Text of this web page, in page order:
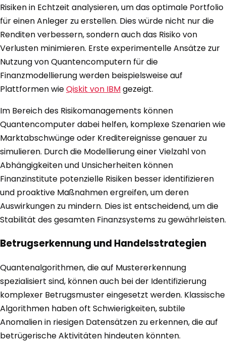
Risiken in Echtzeit analysieren, um das optimale Portfolio
für einen Anleger zu erstellen. Dies würde nicht nur die
Renditen verbessern, sondern auch das Risiko von
Verlusten minimieren. Erste experimentelle Ansätze zur
Nutzung von Quantencomputern für die
Finanzmodellierung werden beispielsweise auf
Plattformen wieQiskit von IBMgezeigt.
Im Bereich des Risikomanagements können
Quantencomputer dabei helfen, komplexe Szenarien wie
Marktabschwünge oder Kreditereignisse genauer zu
simulieren. Durch die Modellierung einer Vielzahl von
Abhängigkeiten und Unsicherheiten können
Finanzinstitute potenzielle Risiken besser identifizieren
und proaktive Maßnahmen ergreifen, um deren
Auswirkungen zu mindern. Dies ist entscheidend, um die
Stabilität des gesamten Finanzsystems zu gewährleisten.
Betrugserkennung und Handelsstrategien
Quantenalgorithmen, die auf Mustererkennung
spezialisiert sind, können auch bei der Identifizierung
komplexer Betrugsmuster eingesetzt werden. Klassische
Algorithmen haben oft Schwierigkeiten, subtile
Anomalien in riesigen Datensätzen zu erkennen, die auf
betrügerische Aktivitäten hindeuten könnten.